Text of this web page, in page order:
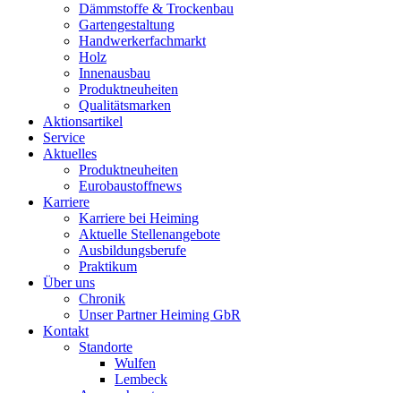
Dämmstoffe & Trockenbau
Gartengestaltung
Handwerkerfachmarkt
Holz
Innenausbau
Produktneuheiten
Qualitätsmarken
Aktionsartikel
Service
Aktuelles
Produktneuheiten
Eurobaustoffnews
Karriere
Karriere bei Heiming
Aktuelle Stellenangebote
Ausbildungsberufe
Praktikum
Über uns
Chronik
Unser Partner Heiming GbR
Kontakt
Standorte
Wulfen
Lembeck